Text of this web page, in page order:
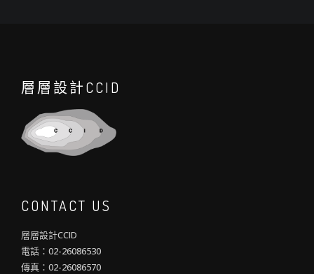
層層設計CCID
CONTACT US
層層設計CCID
電話：02-26086530
傳真：02-26086570